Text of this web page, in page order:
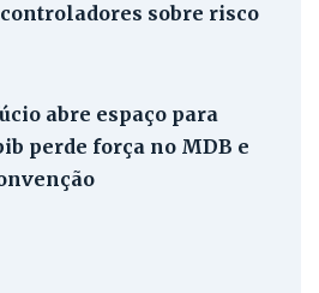
sobre risco
abre espaço para
perde força no MDB e